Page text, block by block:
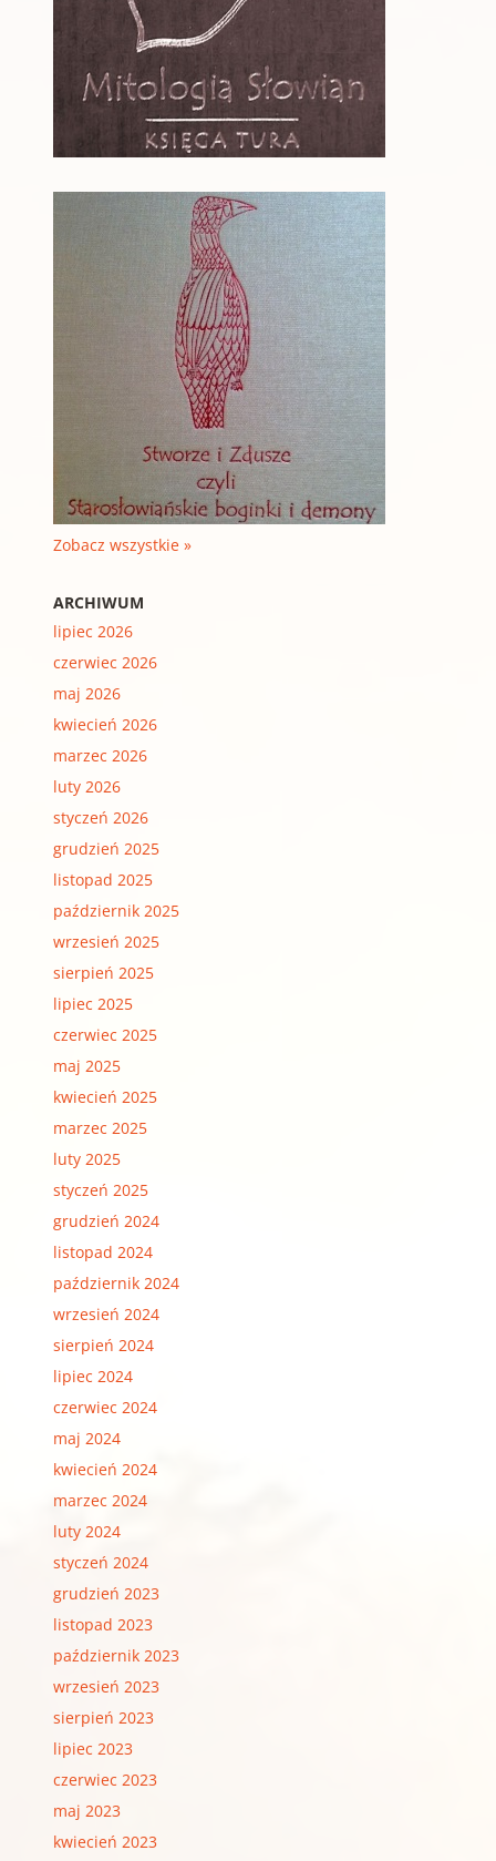
Zobacz wszystkie »
ARCHIWUM
lipiec 2026
czerwiec 2026
maj 2026
kwiecień 2026
marzec 2026
luty 2026
styczeń 2026
grudzień 2025
listopad 2025
październik 2025
wrzesień 2025
sierpień 2025
lipiec 2025
czerwiec 2025
maj 2025
kwiecień 2025
marzec 2025
luty 2025
styczeń 2025
grudzień 2024
listopad 2024
październik 2024
wrzesień 2024
sierpień 2024
lipiec 2024
czerwiec 2024
maj 2024
kwiecień 2024
marzec 2024
luty 2024
styczeń 2024
grudzień 2023
listopad 2023
październik 2023
wrzesień 2023
sierpień 2023
lipiec 2023
czerwiec 2023
maj 2023
kwiecień 2023